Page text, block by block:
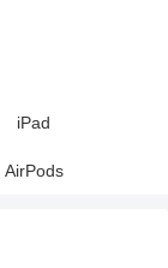
iPad
AirPods